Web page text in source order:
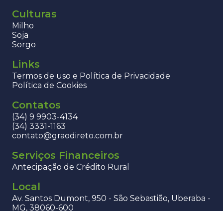
Culturas
Milho
Soja
Sorgo
Links
Termos de uso e Política de Privacidade
Política de Cookies
Contatos
(34) 9 9903-4134
(34) 3331-1163
contato@graodireto.com.br
Serviços Financeiros
Antecipação de Crédito Rural
Local
Av. Santos Dumont, 950 - São Sebastião, Uberaba -
MG, 38060-600